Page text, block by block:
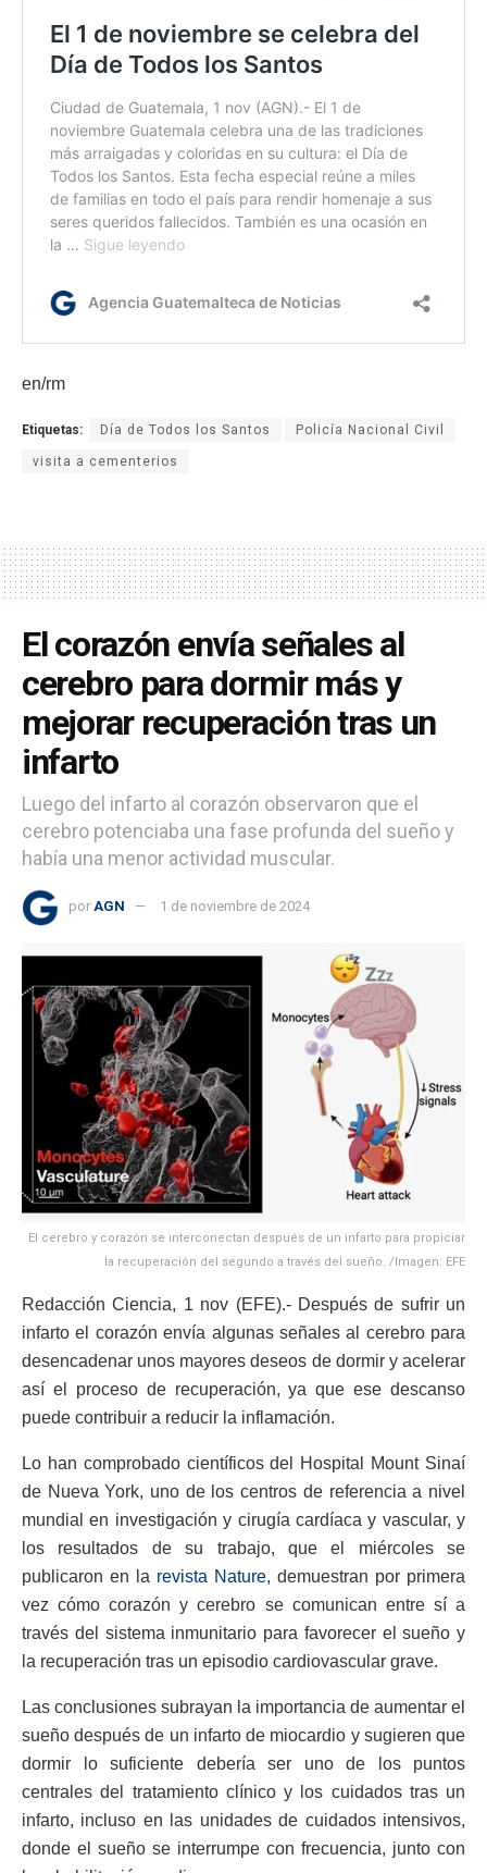
en/rm
Etiquetas: Día de Todos los Santos Policía Nacional Civil
visita a cementerios
El corazón envía señales al
cerebro para dormir más y
mejorar recuperación tras un
infarto
Luego del infarto al corazón observaron que el
cerebro potenciaba una fase profunda del sueño y
había una menor actividad muscular.
por AGN 1 de noviembre de 2024
El cerebro y corazón se interconectan después de un infarto para propiciar
la recuperación del segundo a través del sueño. /Imagen: EFE
Redacción Ciencia, 1 nov (EFE).- Después de sufrir un
infarto el corazón envía algunas señales al cerebro para
desencadenar unos mayores deseos de dormir y acelerar
así el proceso de recuperación, ya que ese descanso
puede contribuir a reducir la inflamación.
Lo han comprobado científicos del Hospital Mount Sinaí
de Nueva York, uno de los centros de referencia a nivel
mundial en investigación y cirugía cardíaca y vascular, y
los resultados de su trabajo, que el miércoles se
publicaron en la revista Nature, demuestran por primera
vez cómo corazón y cerebro se comunican entre sí a
través del sistema inmunitario para favorecer el sueño y
la recuperación tras un episodio cardiovascular grave.
Las conclusiones subrayan la importancia de aumentar el
sueño después de un infarto de miocardio y sugieren que
dormir lo suficiente debería ser uno de los puntos
centrales del tratamiento clínico y los cuidados tras un
infarto, incluso en las unidades de cuidados intensivos,
donde el sueño se interrumpe con frecuencia, junto con